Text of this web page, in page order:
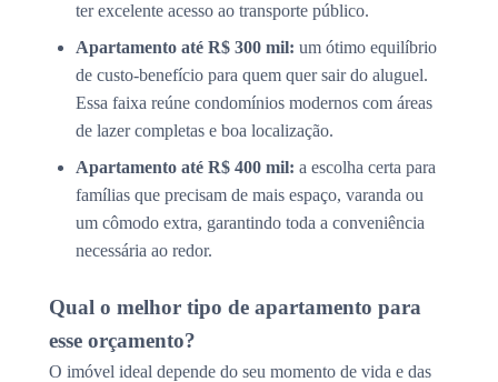
ter excelente acesso ao transporte público.
Apartamento até R$ 300 mil: um ótimo equilíbrio
de custo-benefício para quem quer sair do aluguel.
Essa faixa reúne condomínios modernos com áreas
de lazer completas e boa localização.
Apartamento até R$ 400 mil: a escolha certa para
famílias que precisam de mais espaço, varanda ou
um cômodo extra, garantindo toda a conveniência
necessária ao redor.
Qual o melhor tipo de apartamento para
esse orçamento?
O imóvel ideal depende do seu momento de vida e das